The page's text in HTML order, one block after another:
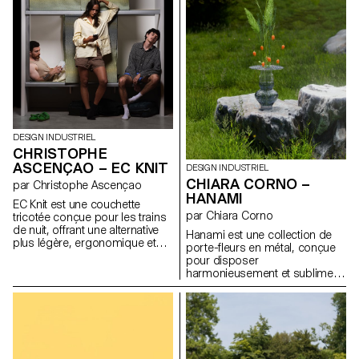
renverse l’ordre des priorités :
ici, les finitions visibles
deviennent structure et
l’habillage devient un rituel.
Inspiré par les gestes intimes
du boudoir, Doll Chair prolonge
une réflexion sur l’objet en état
de transformation, entre
maquette et meuble.
l’atmosphère de la pièce.
Pensée pour les espaces où
les frontières entre travail, repas
et détente s’estompent, Velum
permet à l’utilisateur d’adapter
la lumière à ses besoins et à
ses moments, en
accompagnant les rythmes
fluctuants de la vie quotidienne.
DESIGN INDUSTRIEL
CHRISTOPHE
ASCENÇAO – EC KNIT
par Christophe Ascençao
EC Knit est une couchette
tricotée conçue pour les trains
de nuit, offrant une alternative
plus légère, ergonomique et
l’atelier professionnel du
DESIGN INDUSTRIEL
CHIARA CORNO –
HANAMI
par Chiara Corno
Hanami est une collection de
porte-fleurs en métal, conçue
pour disposer
harmonieusement et sublimer
les fleurs fraîches avec
élégance. Fabriqués en tiges
d’acier traité, ces structures
épurées permettent de
disposer un bouquet entier
dans un vase, puis de le